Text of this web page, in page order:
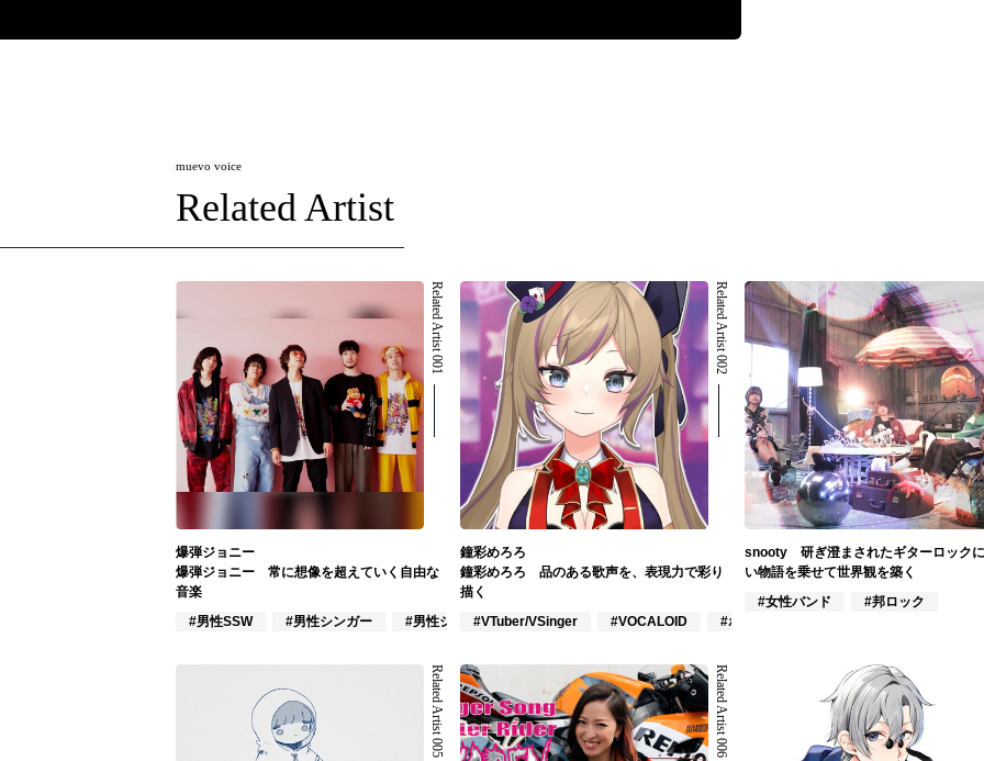
muevo voice
Related Artist
Related Artist 001
爆弾ジョニー
爆弾ジョニー 常に想像を超えていく自由な
音楽
#男性SSW
#男性シンガー #男性シンガーグループ
Related Artist 002
鐘彩めろろ
鐘彩めろろ 品のある歌声を、表現力で彩り
描く
#VTuber/VSinger
#VOCALOID #ポップス
snooty 研ぎ澄まされたギターロック
い物語を乗せて世界観を築く
#女性バンド
#邦ロック
Related Artist 005 Related Artist 006